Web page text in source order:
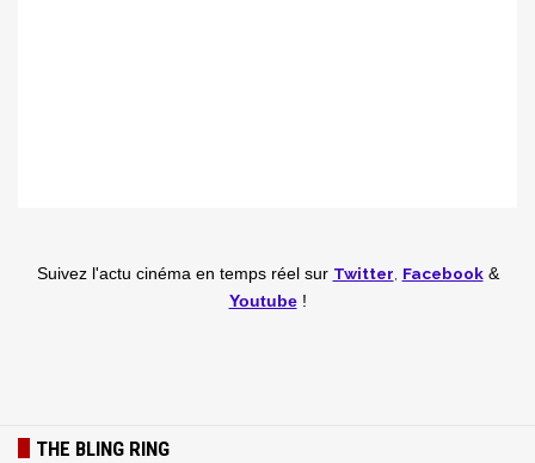
Suivez l'actu cinéma en temps réel sur Twitter Facebook&
Youtube!
THE BLING RING